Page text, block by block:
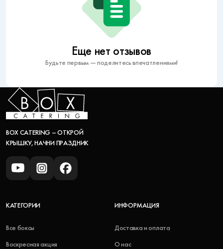
Еще нет отзывов
Будьте первым — поделитесь впечатлениями!
BOX CATERING – ОТКРОЙ
КРЫШКУ, НАЧНИ ПРАЗДНИК
КАТЕГОРИИ
Все боксы
Воскресная акция
ИНФОРМАЦИЯ
Доставка и оплата
О нас